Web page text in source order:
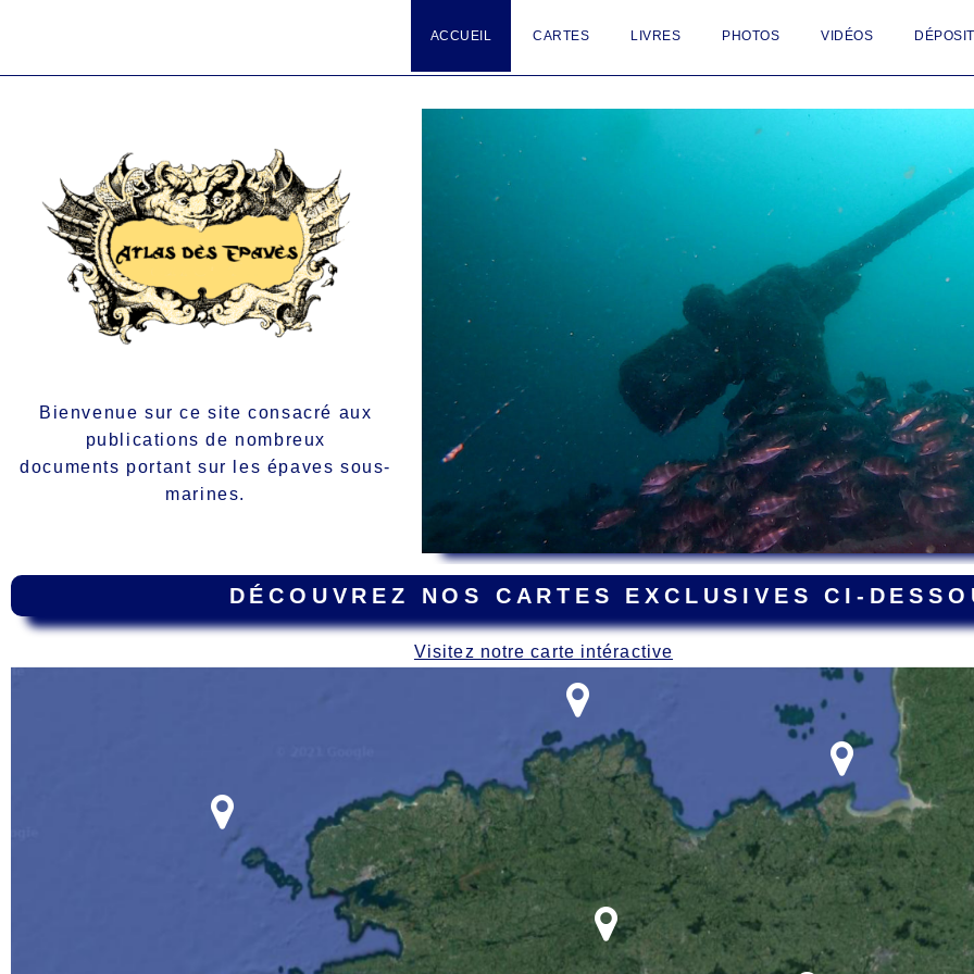
ACCUEIL CARTES LIVRES PHOTOS VIDÉOS
Bienvenue sur ce site consacré aux
publications de nombreux
documents portant sur les épaves sous-
marines.
DÉCOUVREZ NOS CARTES EXCLUSIVES CI-
Visitez notre carte intéractive
des épaves durant la Grande Guerre